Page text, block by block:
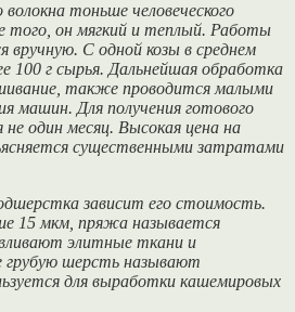
волокна тоньше человеческого
того, он мягкий и теплый. Работы
вручную. С одной козы в среднем
100 г сырья. Дальнейшая обработка
также проводится малыми
машин. Для получения готового
один месяц. Высокая цена на
существенными затратами
зависит его стоимость.
15 мкм, пряжа называется
элитные ткани и
грубую шерсть называют
для выработки кашемировых